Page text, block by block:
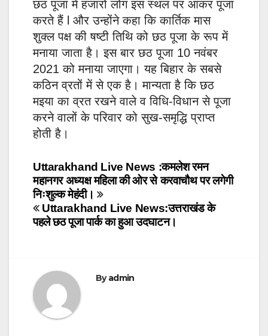
छठ पूजा में हजारों लोग इस स्थल पर आकर पूजा
करते हैं l और उन्होंने कहा कि कार्तिक मास
शुक्ल पक्ष की षष्टी तिथि को छठ पूजा के रूप में
मनाया जाता है। इस बार छठ पूजा 10 नवंबर
2021 को मनाया जाएगा। यह बिहार के सबसे
कठिन व्रतों में से एक है। मान्यता है कि छठ
मइया का व्रत रखने वाले व विधि-विधान से पूजा
करने वालों के परिवार को सुख-समृद्धि प्राप्त
होती है।
Post
navigation
Uttarakhand Live News :कमलेश रमन
महानगर अध्यक्ष महिला की ओर से करवाचौथ पर लगेगी
निःशुल्क मेहंदी।
Uttarakhand Live News:उत्तराखंड के
पहले छठ पूजा पार्क का हुआ उदघाटन।
Byadmin